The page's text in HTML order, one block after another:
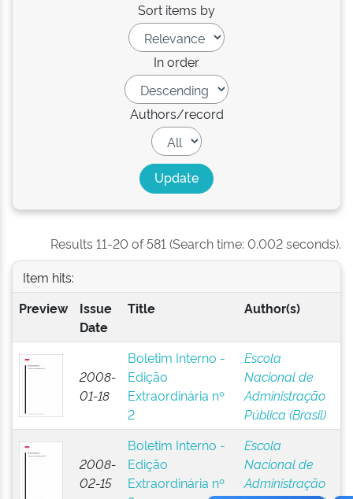
Sort items by
In order
Authors/record
Results 11-20 of 581 (Search time: 0.002 seconds).
Item hits:
Preview
Issue
Date
Title Author(s)
2008-
01-18
Boletim Interno -
Edição
Extraordinária nº
2
Escola
Nacional de
Administração
Pública (Brasil)
2008-
02-15
Boletim Interno -
Edição
Extraordinária nº
Escola
Nacional de
Administração